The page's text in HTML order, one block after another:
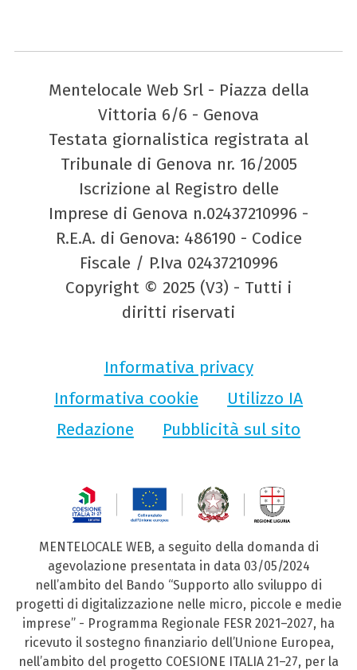
Mentelocale Web Srl - Piazza della
Vittoria 6/6 - Genova
Testata giornalistica registrata al
Tribunale di Genova nr. 16/2005
Iscrizione al Registro delle
Imprese di Genova n.02437210996 -
R.E.A. di Genova: 486190 - Codice
Fiscale / P.Iva 02437210996
Copyright © 2025 (V3) - Tutti i
diritti riservati
Informativa privacy
Informativa cookie
Utilizzo IA
Redazione
Pubblicità sul sito
MENTELOCALE WEB, a seguito della domanda di
agevolazione presentata in data 03/05/2024
nell’ambito del Bando “Supporto allo sviluppo di
progetti di digitalizzazione nelle micro, piccole e medie
imprese” - Programma Regionale FESR 2021–2027, ha
ricevuto il sostegno finanziario dell’Unione Europea,
nell’ambito del progetto COESIONE ITALIA 21–27, per la